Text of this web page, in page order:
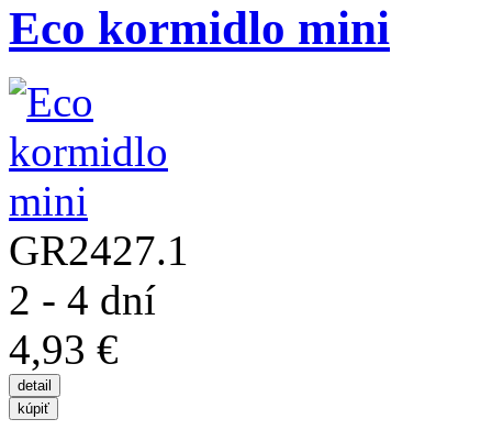
Eco kormidlo mini
GR2427.1
2 - 4 dní
4,93 €